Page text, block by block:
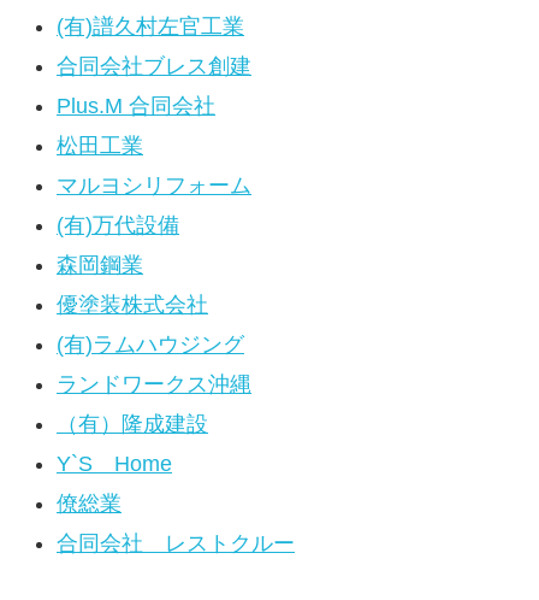
(有)譜久村左官工業
合同会社ブレス創建
Plus.M 合同会社
松田工業
マルヨシリフォーム
(有)万代設備
森岡鋼業
優塗装株式会社
(有)ラムハウジング
ランドワークス沖縄
（有）隆成建設
Y`S Home
僚総業
合同会社 レストクルー